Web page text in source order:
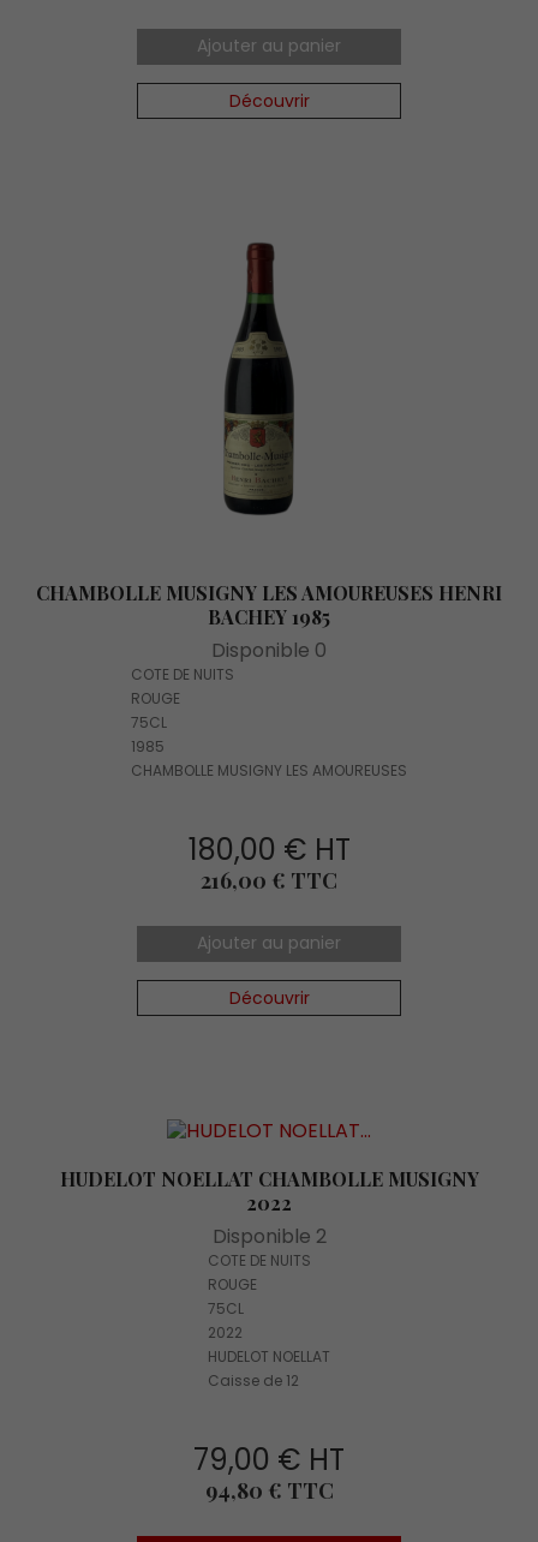
Ajouter au panier
Découvrir
CHAMBOLLE MUSIGNY LES AMOUREUSES HENRI
BACHEY 1985
Disponible 0
COTE DE NUITS
ROUGE
75CL
1985
CHAMBOLLE MUSIGNY LES AMOUREUSES
180,00 € HT
Prix
216,00 € TTC
Ajouter au panier
Découvrir
HUDELOT NOELLAT CHAMBOLLE MUSIGNY
2022
Disponible 2
COTE DE NUITS
ROUGE
75CL
2022
HUDELOT NOELLAT
Caisse de 12
79,00 € HT
Prix
94,80 € TTC